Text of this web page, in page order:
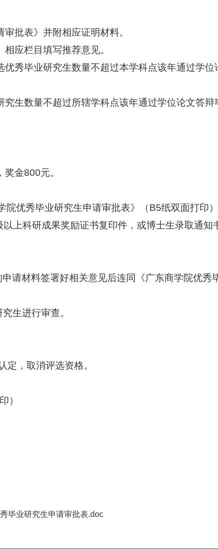
批表》并附相应证明材料。
应栏目填写推荐意见。
秀毕业研究生数量不超过本学科点该年通过学位
生数量不超过所辖学科点该年通过学位论文答辩
金800元。
院优秀毕业研究生申请审批表》（B5纸双面打印
上科研成果奖励证书复印件，或博士生录取通知
请材料签署好相关意见后连同《广东商学院优秀
生进行审查。
定，取消评选资格。
）
毕业研究生申请审批表.doc